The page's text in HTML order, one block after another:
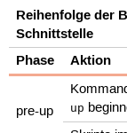
Reihenfolge der
Schnittstelle
Phase
Aktion
pre-up
up